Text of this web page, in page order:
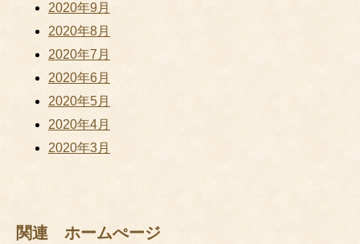
2020年9月
2020年8月
2020年7月
2020年6月
2020年5月
2020年4月
2020年3月
関連 ホームぺージ